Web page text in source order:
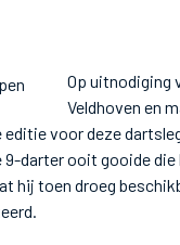
Op uitnodiging
Veldhoven en
voor deze
9-darter ooit gooide
hij toen droeg